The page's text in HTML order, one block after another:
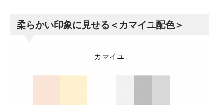
柔らかい印象に見せる＜カマイユ配色＞